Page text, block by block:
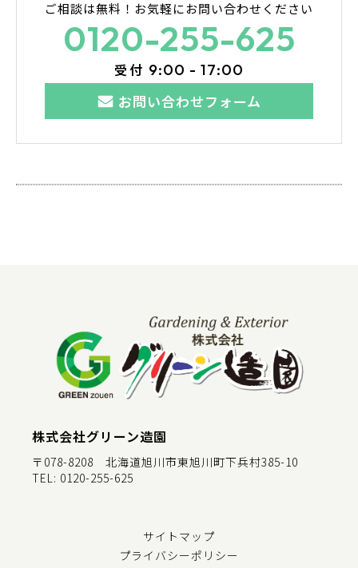
ご相談は無料！ お気軽にお問い合わせください
0120-255-625
受付 9:00 - 17:00
お問い合わせフォーム
株式会社グリーン造園
〒078-8208 北海道旭川市東旭川町下兵村385-10
TEL: 0120-255-625
サイトマップ
プライバシーポリシー